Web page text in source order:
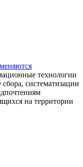
технологии
систематизации
на территории